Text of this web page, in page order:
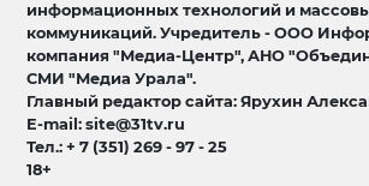
информационных технологий и
коммуникаций. Учредитель - ООО
компания "Медиа-Центр", АНО
СМИ "Медиа Урала".
Главный редактор сайта: Ярухин
E-mail: site@31tv.ru
Тел.: + 7 (351) 269 - 97 - 25
18+